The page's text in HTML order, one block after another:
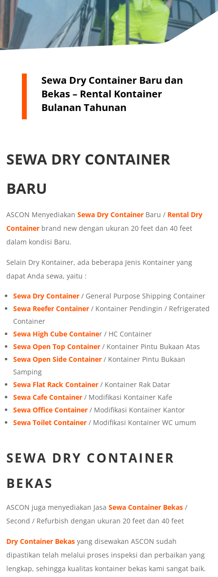
Sewa Dry Container Baru dan
Bekas – Rental Kontainer
Bulanan Tahunan
SEWA DRY CONTAINER
BARU
ASCON Menyediakan Sewa Dry Container Baru / Rental Dry
Container brand new dengan ukuran 20 feet dan 40 feet
dalam kondisi Baru.
Selain Dry Kontainer, ada beberapa Jenis Kontainer yang
dapat Anda sewa, yaitu :
Sewa Dry Container / General Purpose Shipping Container
Sewa Reefer Container / Kontainer Pendingin / Refrigerated
Container
Sewa High Cube Container / HC Container
SewaOpen Top Container / Kontainer Pintu Bukaan Atas
SewaOpen Side Container / Kontainer Pintu Bukaan
Samping
Sewa Flat Rack Container / Kontainer Rak Datar
SewaCafe Container / Modifikasi Kontainer Kafe
SewaOffice Container / Modifikasi Kontainer Kantor
SewaToilet Container / Modifikasi Kontainer WC umum
SEWA DRY CONTAINER
BEKAS
ASCON juga menyediakan JasaSewa Container Bekas /
Second / Refurbish dengan ukuran 20 feet dan 40 feet
Dry Container Bekas yang disewakan ASCON sudah
dipastikan telah melalui proses inspeksi dan perbaikan yang
lengkap, sehingga kualitas kontainer bekas kami sangat baik.